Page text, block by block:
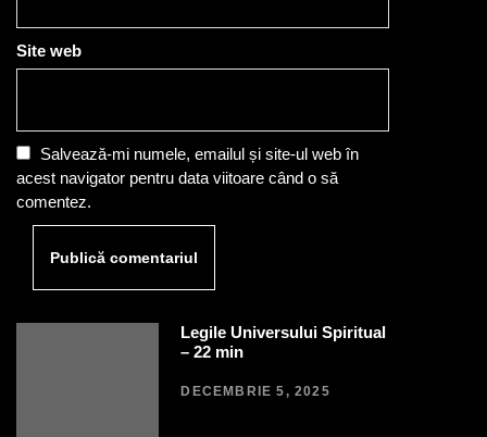
Site web
Salvează-mi numele, emailul și site-ul web în
acest navigator pentru data viitoare când o să
comentez.
Legile Universului Spiritual
– 22 min
DECEMBRIE 5, 2025